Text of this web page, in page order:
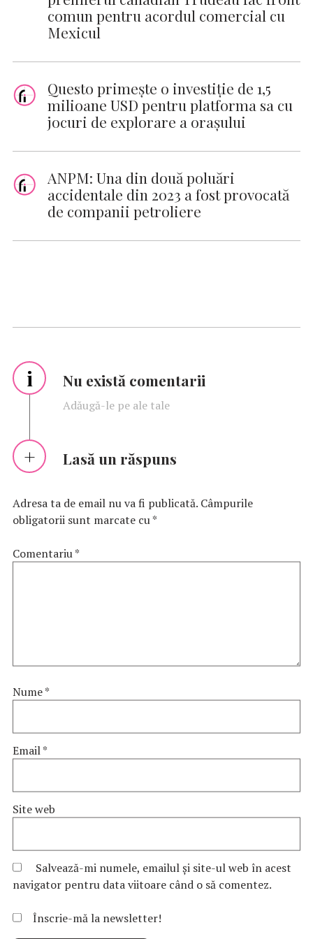
comun pentru acordul comercial cu
Mexicul
Questo primește o investiție de 1,5
milioane USD pentru platforma sa cu
jocuri de explorare a orașului
ANPM: Una din două poluări
accidentale din 2023 a fost provocată
de companii petroliere
i Nu există comentarii
Adăugă-le pe ale tale
Lasă un răspuns
Adresa ta de email nu va fi publicată. Câmpurile
obligatorii sunt marcate cu*
Comentariu*
Nume*
Email*
Site web
Salvează-mi numele, emailul și site-ul web în acest
navigator pentru data viitoare când o să comentez.
Înscrie-mă la newsletter!